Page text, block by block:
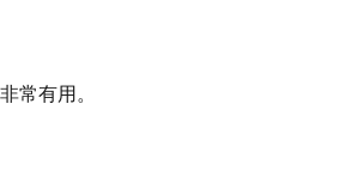
常有用。